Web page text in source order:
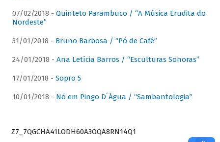
07/02/2018 - Quinteto Parambuco / “A Música Erudita do
Nordeste”
31/01/2018 - Bruno Barbosa / “Pó de Café”
24/01/2018 - Ana Letícia Barros / “Esculturas Sonoras”
17/01/2018 - Sopro 5
10/01/2018 - Nó em Pingo D´Água / “Sambantologia”
Z7_7QGCHA41LODH60A3OQA8RN14Q1